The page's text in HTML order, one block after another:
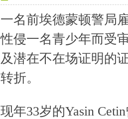
一名前埃德蒙顿警局
性侵一名青少年而受
及潜在不在场证明的
转折。
现年33岁的Yasin